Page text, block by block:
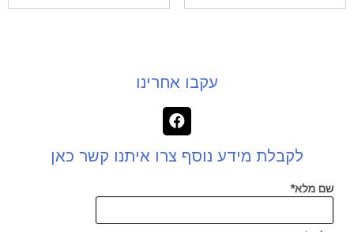
עקבו אחרינו
לקבלת מידע נוסף צרו איתנו קשר כאן
שם מלא*